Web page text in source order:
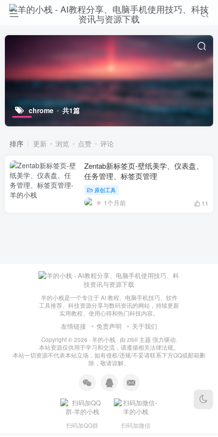
chrome 共1篇
排序 更新 浏览 点赞 评论
Zentab新标签页-壁纸美学、仪表盘、
任务管理、标签页管理
原创工具
1个月前 11
羊的小栈是一个专注于 AI 教程、电脑手机技巧、软件
工具推荐、科技资源分享与数码资讯的网站，持续更新
实用教程、使用心得和热门科技内容。
友情链接 免责声明 关于我们
Copyright © 2026 · 羊的小栈 · 由 zibll 主题 强力驱动.
本站资源仅供用于学习和交流，请遵循相关法律法规。
本站一切资源不代表本站立场，如有侵权/违规/不妥请联系下方QQ或邮箱删
除，敬请谅解。
扫码加QQ群 扫码加微信